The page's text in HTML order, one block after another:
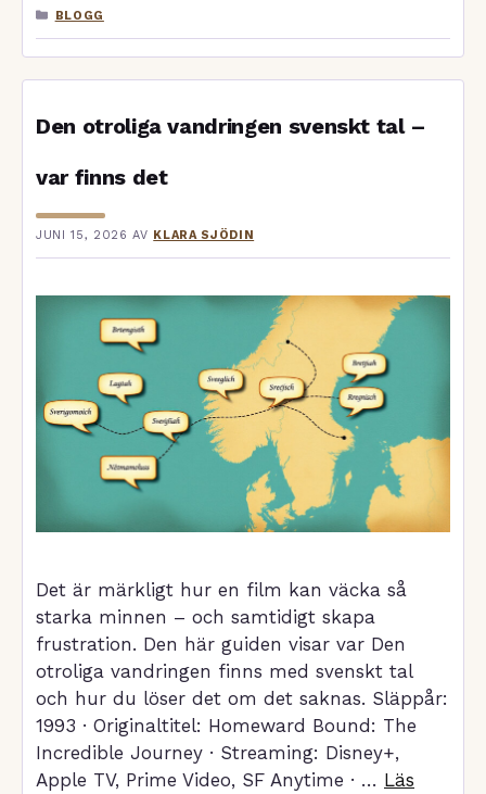
KATEGORIER
BLOGG
Den otroliga vandringen svenskt tal –
var finns det
JUNI 15, 2026 AV KLARA SJÖDIN
Det är märkligt hur en film kan väcka så
starka minnen – och samtidigt skapa
frustration. Den här guiden visar var Den
otroliga vandringen finns med svenskt tal
och hur du löser det om det saknas. Släppår:
1993 · Originaltitel: Homeward Bound: The
Incredible Journey · Streaming: Disney+,
Apple TV, Prime Video, SF Anytime · … Läs